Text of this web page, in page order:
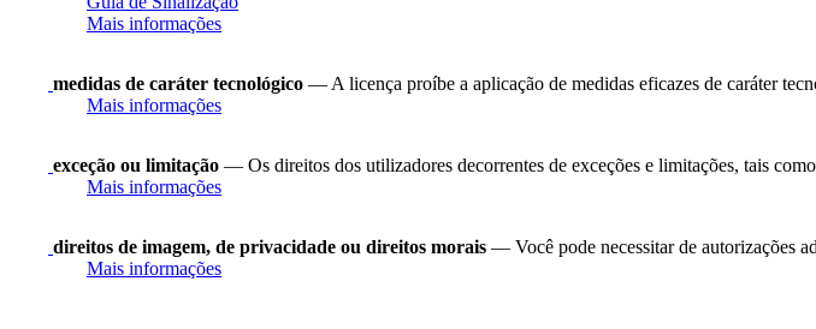
Mais informações
medidas de caráter tecnológico — A licença proíbe a aplicação de medidas eficazes de caráter
Mais informações
exceção ou limitação — Os direitos dos utilizadores decorrentes de exceções e limitações, tais
Mais informações
direitos de imagem, de privacidade ou direitos morais — Você pode necessitar de autorizações
Mais informações